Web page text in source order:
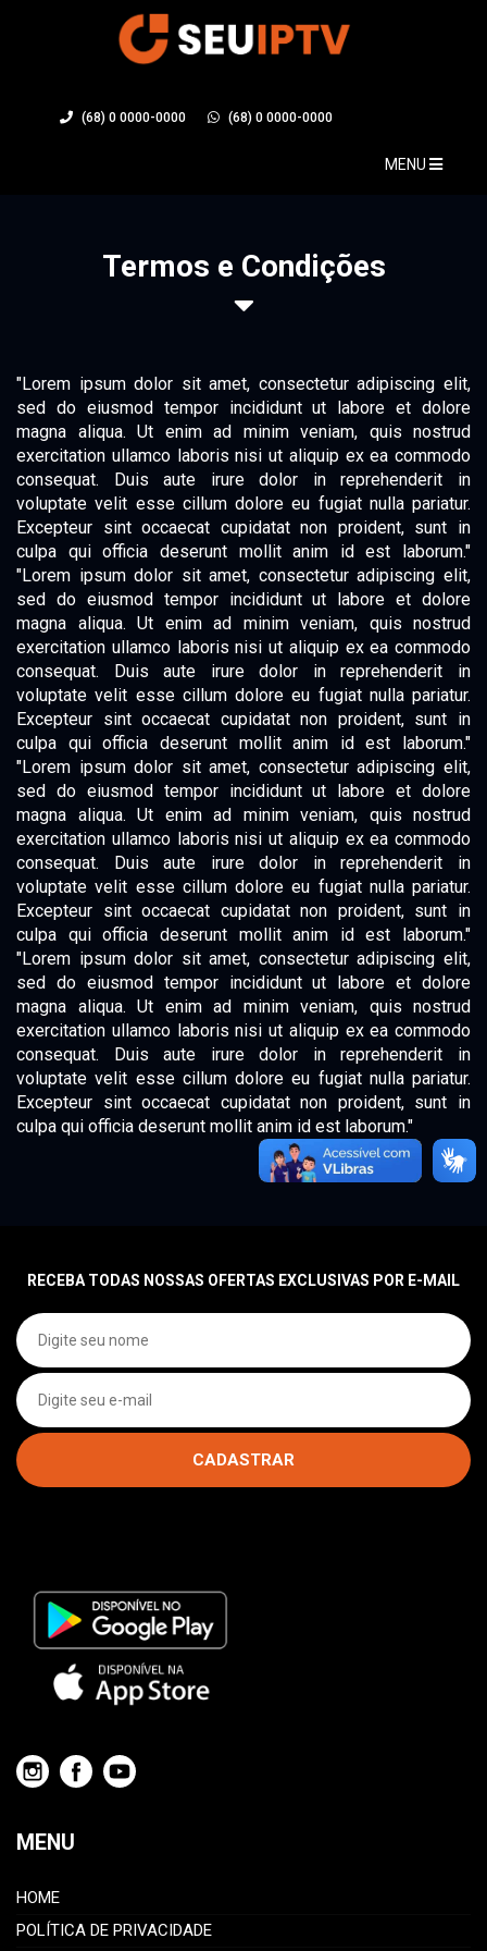
(68) 0 0000-0000 (68) 0 0000-0000
MENU
Termos e Condições
"Lorem ipsum dolor sit amet, consectetur adipiscing elit,
sed do eiusmod tempor incididunt ut labore et dolore
magna aliqua. Ut enim ad minim veniam, quis nostrud
exercitation ullamco laboris nisi ut aliquip ex ea commodo
consequat. Duis aute irure dolor in reprehenderit in
voluptate velit esse cillum dolore eu fugiat nulla pariatur.
Excepteur sint occaecat cupidatat non proident, sunt in
culpa qui officia deserunt mollit anim id est laborum."
"Lorem ipsum dolor sit amet, consectetur adipiscing elit,
sed do eiusmod tempor incididunt ut labore et dolore
magna aliqua. Ut enim ad minim veniam, quis nostrud
exercitation ullamco laboris nisi ut aliquip ex ea commodo
consequat. Duis aute irure dolor in reprehenderit in
voluptate velit esse cillum dolore eu fugiat nulla pariatur.
Excepteur sint occaecat cupidatat non proident, sunt in
culpa qui officia deserunt mollit anim id est laborum."
"Lorem ipsum dolor sit amet, consectetur adipiscing elit,
sed do eiusmod tempor incididunt ut labore et dolore
magna aliqua. Ut enim ad minim veniam, quis nostrud
exercitation ullamco laboris nisi ut aliquip ex ea commodo
consequat. Duis aute irure dolor in reprehenderit in
voluptate velit esse cillum dolore eu fugiat nulla pariatur.
Excepteur sint occaecat cupidatat non proident, sunt in
culpa qui officia deserunt mollit anim id est laborum."
"Lorem ipsum dolor sit amet, consectetur adipiscing elit,
sed do eiusmod tempor incididunt ut labore et dolore
magna aliqua. Ut enim ad minim veniam, quis nostrud
exercitation ullamco laboris nisi ut aliquip ex ea commodo
consequat. Duis aute irure dolor in reprehenderit in
voluptate velit esse cillum dolore eu fugiat nulla pariatur.
Excepteur sint occaecat cupidatat non proident, sunt in
culpa qui officia deserunt mollit anim id est laborum."
RECEBA TODAS NOSSAS OFERTAS EXCLUSIVAS POR E-MAIL
CADASTRAR
MENU
HOME
POLÍTICA DE PRIVACIDADE